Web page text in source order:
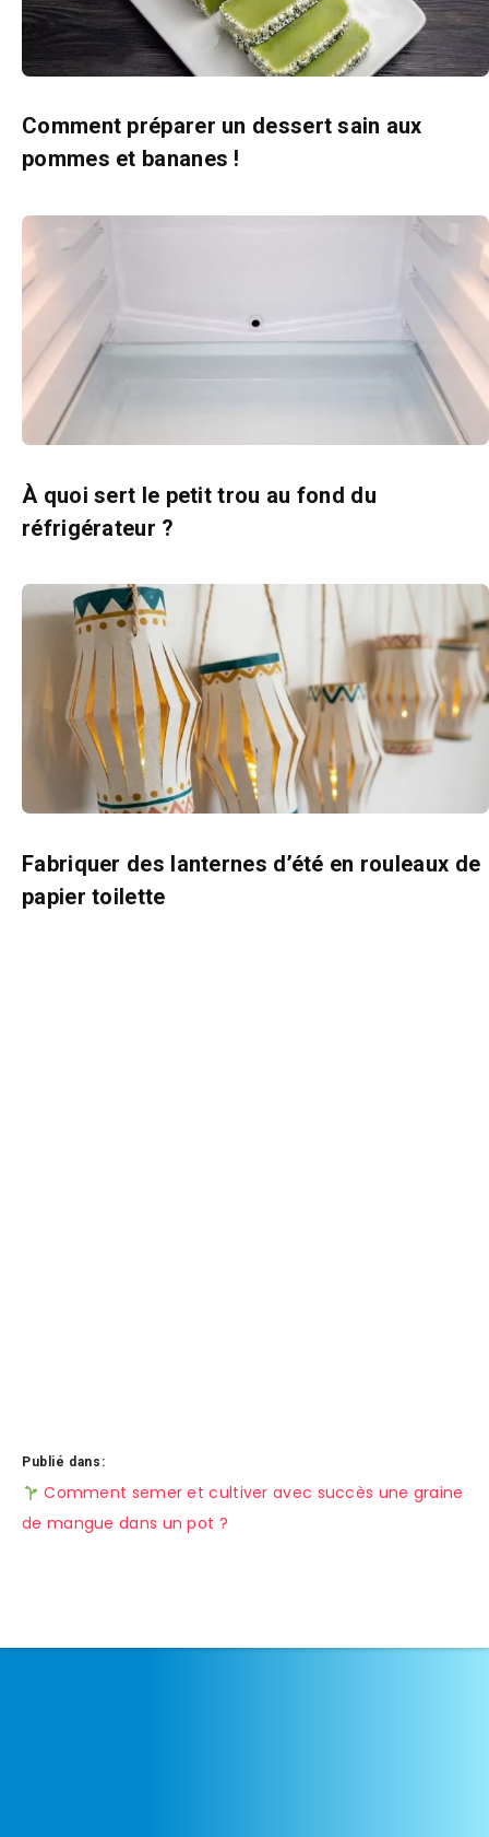
Comment préparer un dessert sain aux
pommes et bananes !
À quoi sert le petit trou au fond du
réfrigérateur ?
Fabriquer des lanternes d’été en rouleaux de
papier toilette
Publié dans:
Navigation
de
Comment semer et cultiver avec succès une graine
de mangue dans un pot ?